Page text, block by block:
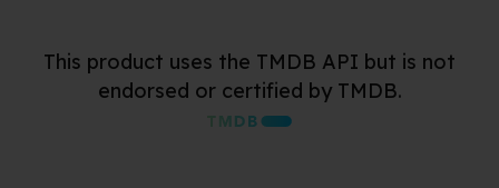
This product uses the TMDB API but is not
endorsed or certified by TMDB.